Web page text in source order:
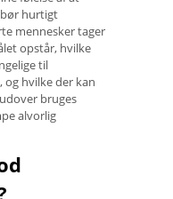
hurtigt
mennesker tager
opstår, hvilke
til
hvilke der kan
bruges
alvorlig